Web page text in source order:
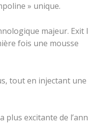
» unique.
majeur. Exit
fois une mousse
tout en injectant une
plus excitante de